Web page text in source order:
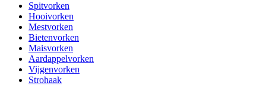
Spitvorken
Hooivorken
Mestvorken
Bietenvorken
Maisvorken
Aardappelvorken
Vijgenvorken
Strohaak